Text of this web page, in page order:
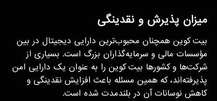
میزان پذیرش و نقدینگی
بیت کوین همچنان محبوب‌ترین دارایی دیجیتال در بین
مؤسسات مالی و سرمایه‌گذاران بزرگ است. بسیاری از
شرکت‌ها و کشورها بیت کوین را به عنوان یک دارایی امن
پذیرفته‌اند، که همین مسئله باعث افزایش نقدینگی و
کاهش نوسانات آن در بلندمدت شده است.